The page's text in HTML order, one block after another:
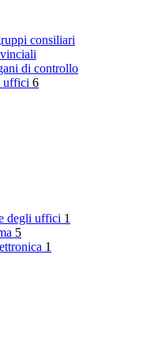
consiliari
di controllo
uffici 6
degli uffici 1
5
1